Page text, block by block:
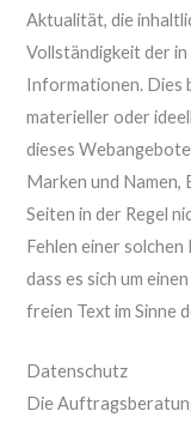
Aktualität, die
Vollständigkeit der
Informationen. Dies
materieller oder
dieses
Marken und Namen,
Seiten in der Regel
Fehlen einer
dass es sich um
freien Text im Sinne
Datenschutz
Die